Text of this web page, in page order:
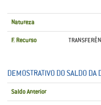
Natureza
F. Recurso
DEMOSTRATIVO DO SALDO DA
Saldo Anterior